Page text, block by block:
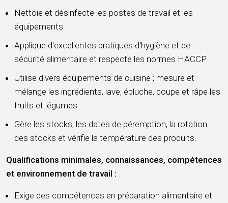
Nettoie et désinfecte les postes de travail et les
équipements
Applique d'excellentes pratiques d'hygiène et de
sécurité alimentaire et respecte les normes HACCP
Utilise divers équipements de cuisine ; mesure et
mélange les ingrédients, lave, épluche, coupe et râpe les
fruits et légumes
Gère les stocks, les dates de péremption, la rotation
des stocks et vérifie la température des produits.
Qualifications minimales, connaissances, compétences
et environnement de travail :
Exige des compétences en préparation alimentaire et